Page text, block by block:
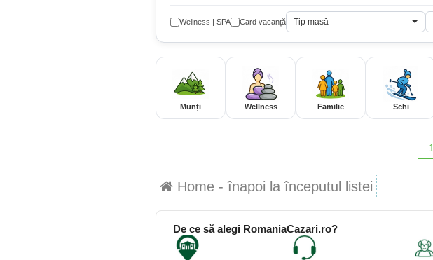
Wellness | SPA Card vacanță Tip masă
Munți Wellness Familie Schi
1
Home - înapoi la începutul listei
De ce să alegi RomaniaCazari.ro?